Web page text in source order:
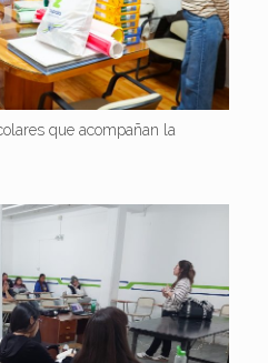
que acompañan la